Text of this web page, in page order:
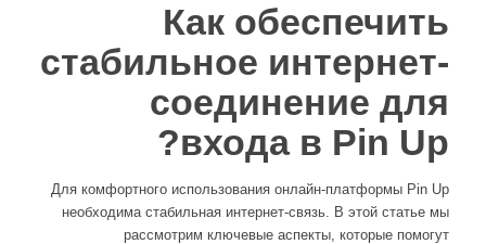
Как обеспечить
стабильное интернет-
соединение для
входа в Pin Up?
Для комфортного использования онлайн-платформы Pin Up
необходима стабильная интернет-связь. В этой статье мы
рассмотрим ключевые аспекты, которые помогут